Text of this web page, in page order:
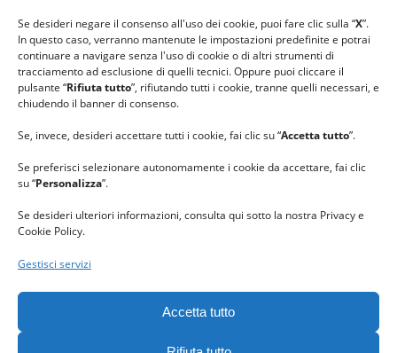
Se desideri negare il consenso all'uso dei cookie, puoi fare clic sulla “X”.
In questo caso, verranno mantenute le impostazioni predefinite e potrai
continuare a navigare senza l'uso di cookie o di altri strumenti di
tracciamento ad esclusione di quelli tecnici. Oppure puoi cliccare il
pulsante “Rifiuta tutto”, rifiutando tutti i cookie, tranne quelli necessari, e
chiudendo il banner di consenso.
Se, invece, desideri accettare tutti i cookie, fai clic su “Accetta tutto”.
Se preferisci selezionare autonomamente i cookie da accettare, fai clic
su “Personalizza”.
Se desideri ulteriori informazioni, consulta qui sotto la nostra Privacy e
Cookie Policy.
Gestisci servizi
Accetta tutto
#ilcaloredellempatia